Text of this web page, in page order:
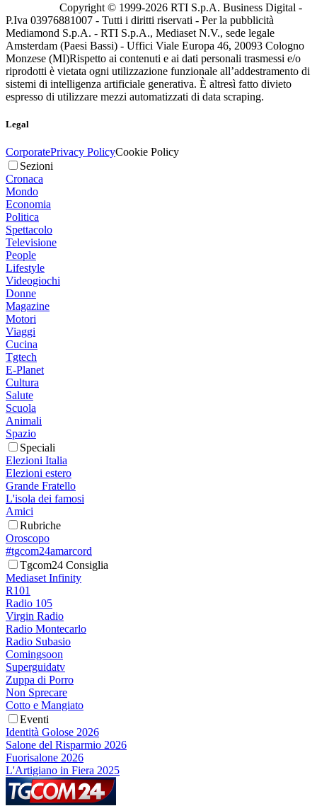
Copyright © 1999-2026 RTI S.p.A. Business Digital -
P.Iva 03976881007 - Tutti i diritti riservati - Per la pubblicità
Mediamond S.p.A. - RTI S.p.A., Mediaset N.V., sede legale
Amsterdam (Paesi Bassi) - Uffici Viale Europa 46, 20093 Cologno
Monzese (MI)Rispetto ai contenuti e ai dati personali trasmessi e/o
riprodotti è vietata ogni utilizzazione funzionale all’addestramento di
sistemi di intelligenza artificiale generativa. È altresì fatto divieto
espresso di utilizzare mezzi automatizzati di data scraping.
Legal
CorporatePrivacy PolicyCookie Policy
Sezioni
Cronaca
Mondo
Economia
Politica
Spettacolo
Televisione
People
Lifestyle
Videogiochi
Donne
Magazine
Motori
Viaggi
Cucina
Tgtech
E-Planet
Cultura
Salute
Scuola
Animali
Spazio
Speciali
Elezioni Italia
Elezioni estero
Grande Fratello
L'isola dei famosi
Amici
Rubriche
Oroscopo
#tgcom24amarcord
Tgcom24 Consiglia
Mediaset Infinity
R101
Radio 105
Virgin Radio
Radio Montecarlo
Radio Subasio
Comingsoon
Superguidatv
Zuppa di Porro
Non Sprecare
Cotto e Mangiato
Eventi
Identità Golose 2026
Salone del Risparmio 2026
Fuorisalone 2026
L'Artigiano in Fiera 2025